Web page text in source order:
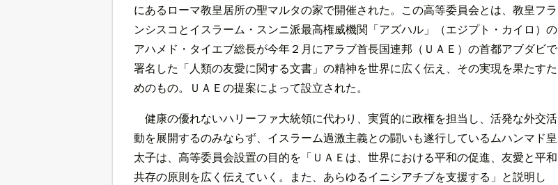
にあるローマ教皇居所の聖マルタの家で開催された。この高等委員会とは、教皇フラ
ンシスコとイスラーム・スンニ派最高権威機関「アズハル」（エジプト・カイロ）の
アハメド・タイエブ総長が今年２月にアラブ首長国連邦（ＵＡＥ）の首都アブダビで
署名した「人類の友愛に関する文書」の精神を世界に広く伝え、その実現を果たすた
めのもの。ＵＡＥの提案によって設立された。
健康の優れないハリーファ大統領に代わり、実質的に政権を担当し、活発な外交活
動を展開するのみならず、イスラーム過激主義との闘いも遂行しているムハンマド皇
太子は、高等委員会設置の目的を「ＵＡＥは、世界における平和の促進、友愛と平和
共存の原則を広く伝えていく。また、あらゆるイニシアチブを支援する」と説明し